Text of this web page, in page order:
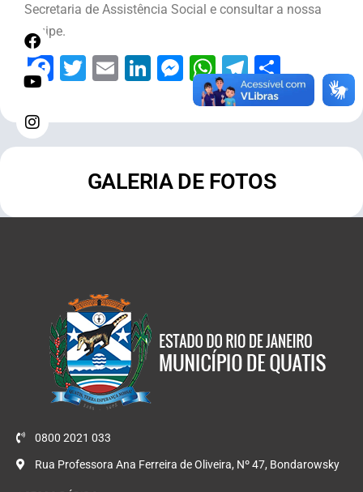
Secretaria de Assistência Social e consultar a nossa
equipe.
Facebook
Twitter
EmailLinkedIn
Messenger
WhatsApp
Telegram
Share
GALERIA DE FOTOS
0800 2021 033
Rua Professora Ana Ferreira de Oliveira, Nº 47, Bondarowsky